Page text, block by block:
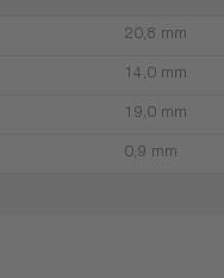
20,8 mm
14,0 mm
19,0 mm
0,9 mm